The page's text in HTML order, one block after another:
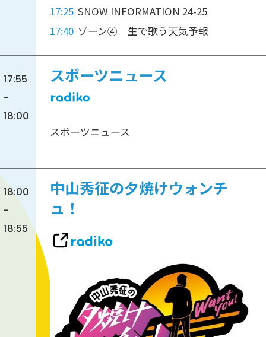
17:25 SNOW INFORMATION 24-25
17:40 ゾーン④ 生で歌う天気予報
17:55
-
18:00
スポーツニュース
スポーツニュース
18:00
-
18:55
中山秀征の夕焼けウォンチ
ュ！